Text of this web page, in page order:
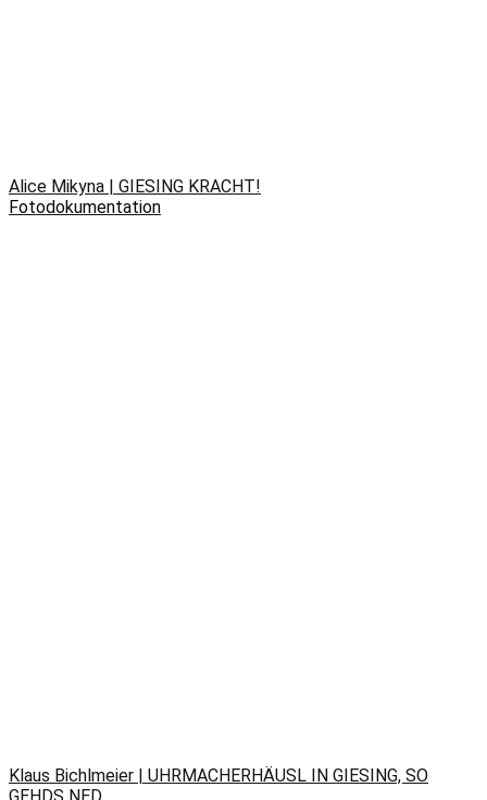
Alice Mikyna | GIESING KRACHT!
Fotodokumentation
Klaus Bichlmeier | UHRMACHERHÄUSL IN GIESING, SO